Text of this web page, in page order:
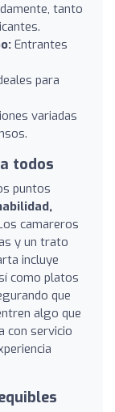
tanto
Entrantes
para
variadas
todos
puntos
camareros
y un trato
incluye
como platos
que
algo que
con servicio